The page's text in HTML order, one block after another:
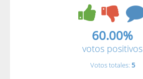
60.00%
votos positivos
Votos totales: 5